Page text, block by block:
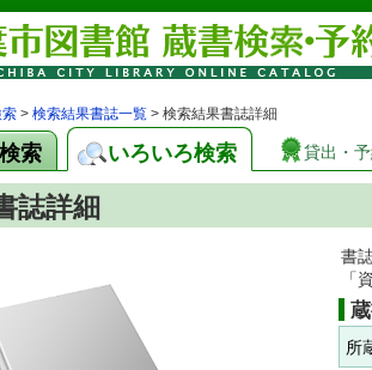
> 検索結果書誌一覧 > 検索結果書誌詳細
索 いろいろ検索 貸出・
誌詳細
書
「
所